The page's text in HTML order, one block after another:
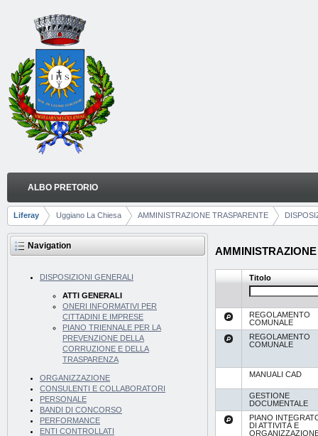
Skip to Content
ATTI GENERALI
Navigation
ALBO PRETORIO
Breadcrumbs
Liferay Uggiano La Chiesa AMMINISTRAZIONE TRASPARENTE
Navigation
DISPOSIZIONI GENERALI
ATTI GENERALI
ONERI INFORMATIVI PER
CITTADINI E IMPRESE
PIANO TRIENNALE PER LA
PREVENZIONE DELLA
CORRUZIONE E DELLA
TRASPARENZA
ORGANIZZAZIONE
CONSULENTI E COLLABORATORI
PERSONALE
BANDI DI CONCORSO
PERFORMANCE
ENTI CONTROLLATI
Titolo
REGOLAMENTO
COMUNALE
REGOLAMENTO
COMUNALE
MANUALI CAD
GESTIONE
DOCUMENTALE
PIANO
DI ATTIVITÀ E